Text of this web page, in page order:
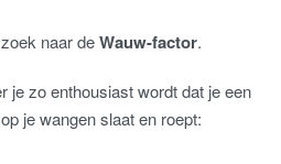
naar deWauw-factor.
je zo enthousiast wordt dat je een
je wangen slaat en roept: